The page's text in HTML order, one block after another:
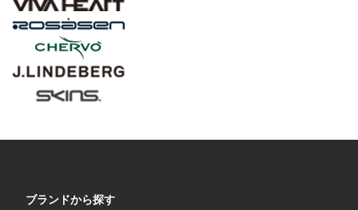
ブランドから探す